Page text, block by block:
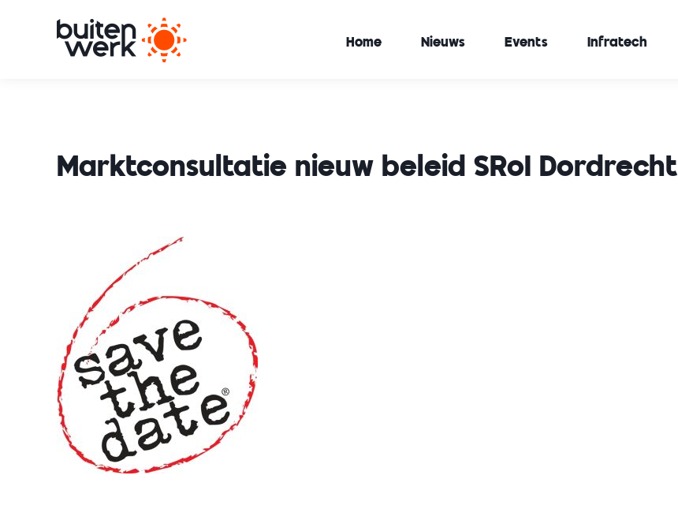
Home Nieuws Events Infratech
Marktconsultatie nieuw beleid SRoI Dordrecht